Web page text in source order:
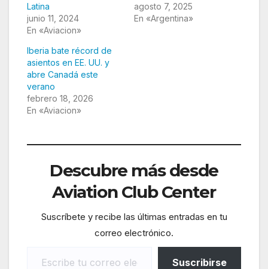
Latina
junio 11, 2024
En «Aviacion»
agosto 7, 2025
En «Argentina»
Iberia bate récord de
asientos en EE. UU. y
abre Canadá este
verano
febrero 18, 2026
En «Aviacion»
Descubre más desde
Aviation Club Center
Suscríbete y recibe las últimas entradas en tu
correo electrónico.
Suscribirse